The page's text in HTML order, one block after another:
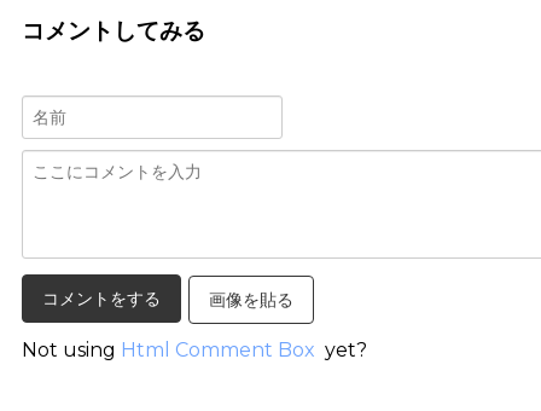
コメントしてみる
画像を貼る
Not using Html Comment Box yet?